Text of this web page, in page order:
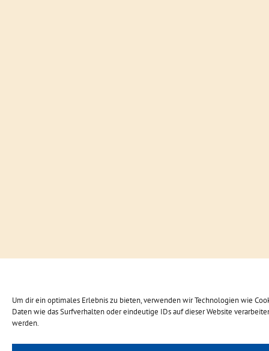
Um dir ein optimales Erlebnis zu bieten, verwenden wir Technologien wie
Daten wie das Surfverhalten oder eindeutige IDs auf dieser Website
werden.